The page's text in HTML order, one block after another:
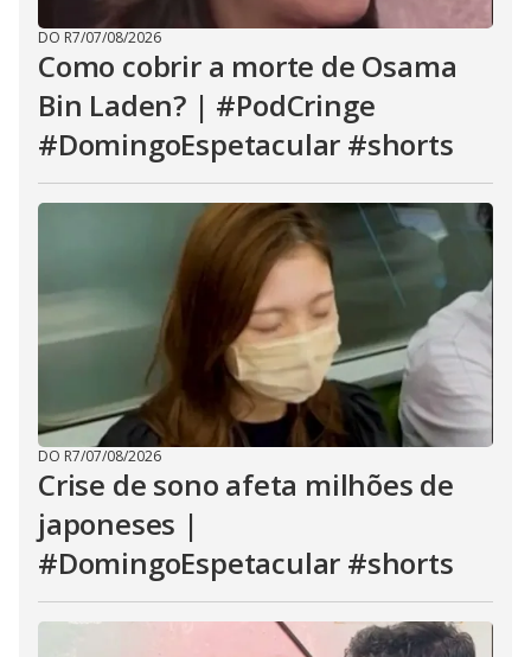
DO R7/07/08/2026
Como cobrir a morte de Osama
Bin Laden? | #PodCringe
#DomingoEspetacular #shorts
DO R7/07/08/2026
Crise de sono afeta milhões de
japoneses |
#DomingoEspetacular #shorts